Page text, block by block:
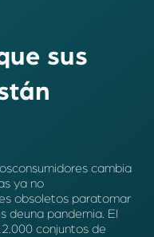
sus
cambia
ya no
obsoletos paratomar
deuna pandemia. El
conjuntos de